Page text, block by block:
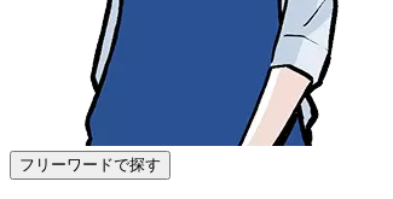
フリーワードで探す